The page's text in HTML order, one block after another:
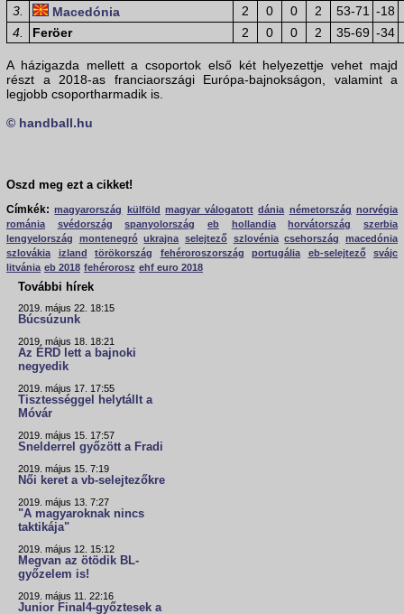
3.
Macedónia 2 0 0 2 53-71
-18
4.
Feröer 2 0 0 2 35-69 -34
A házigazda mellett a csoportok első két helyezettje vehet majd
részt a 2018-as franciaországi Európa-bajnokságon, valamint a
legjobb csoportharmadik is.
© handball.hu
Oszd meg ezt a cikket!
Címkék: magyarország külföld magyar válogatott dánia németország norvégia
románia
svédország spanyolország eb hollandia horvátország
szerbia
lengyelország
montenegró ukrajna selejtező szlovénia csehország
macedónia
szlovákia
izland törökország fehéroroszország portugália eb-selejtező
svájc
litvánia eb 2018 fehérorosz ehf euro 2018
További hírek
2019. május 22. 18:15
Búcsúzunk
2019. május 18. 18:21
Az ÉRD lett a bajnoki
negyedik
2019. május 17. 17:55
Tisztességgel helytállt a
Móvár
2019. május 15. 17:57
Snelderrel győzött a Fradi
2019. május 15. 7:19
Női keret a vb-selejtezőkre
2019. május 13. 7:27
"A magyaroknak nincs
taktikája"
2019. május 12. 15:12
Megvan az ötödik BL-
győzelem is!
2019. május 11. 22:16
Junior Final4-győztesek a